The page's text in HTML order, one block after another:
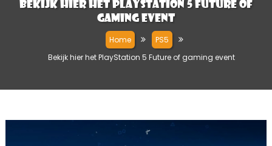
Bekijk hier het PlayStation 5 Future of
gaming event
Home
PS5
Bekijk hier het PlayStation 5 Future of gaming event